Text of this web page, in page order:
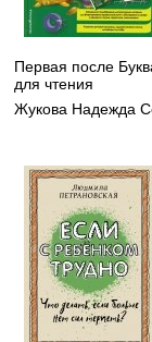
Первая после
для чтения
Жукова Надежда